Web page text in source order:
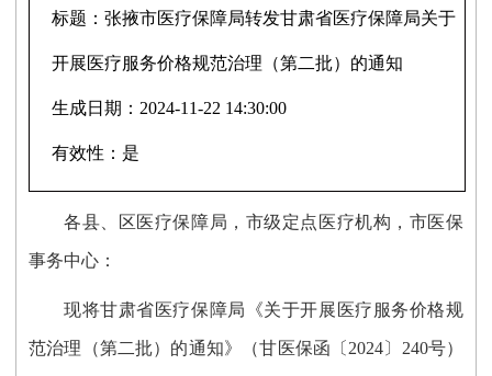
标题：张掖市医疗保障局转发甘肃省医疗保障局关于
开展医疗服务价格规范治理（第二批）的通知
生成日期： 2024-11-22 14:30:00
有效性： 是
各县、区医疗保障局，市级定点医疗机构，市医保
事务中心：
现将甘肃省医疗保障局《关于开展医疗服务价格规
范治理（第二批）的通知》（甘医保函〔 2024〕 240号）